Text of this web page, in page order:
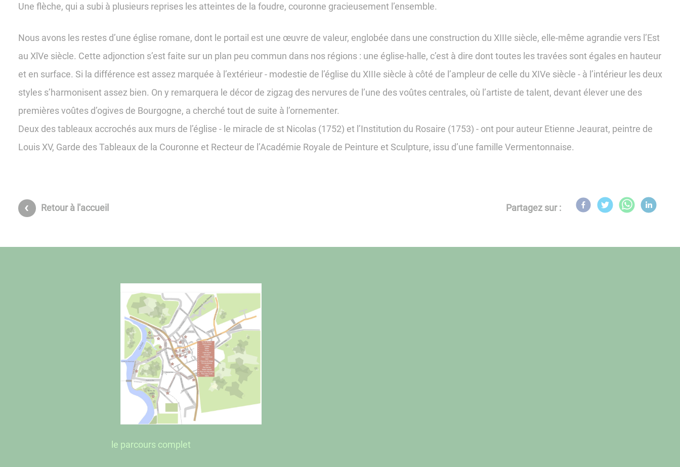
Une flèche, qui a subi à plusieurs reprises les atteintes de la foudre, couronne gracieusement l’ensemble.
Nous avons les restes d’une église romane, dont le portail est une œuvre de valeur, englobée dans une construction du XIIIe siècle, elle-même agrandie vers l’Est
au XlVe siècle. Cette adjonction s’est faite sur un plan peu commun dans nos régions : une église-halle, c’est à dire dont toutes les travées sont égales en hauteur
et en surface. Si la différence est assez marquée à l’extérieur - modestie de l’église du XIIIe siècle à côté de l’ampleur de celle du XIVe siècle - à l’intérieur les deux
styles s’harmonisent assez bien. On y remarquera le décor de zigzag des nervures de l’une des voûtes centrales, où l’artiste de talent, devant élever une des
premières voûtes d’ogives de Bourgogne, a cherché tout de suite à l’ornementer.
Deux des tableaux accrochés aux murs de l’église - le miracle de st Nicolas (1752) et l’Institution du Rosaire (1753) - ont pour auteur Etienne Jeaurat, peintre de
Louis XV, Garde des Tableaux de la Couronne et Recteur de l’Académie Royale de Peinture et Sculpture, issu d’une famille Vermentonnaise.
Retour à l'accueil Partagez sur :
le parcours complet